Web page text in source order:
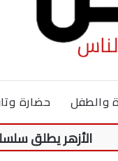
والطفل حضارة
يطلق سلسلة